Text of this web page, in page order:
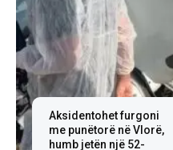
Aksidentohet furgoni
me punëtorë në Vlorë,
humb jetën një 52-